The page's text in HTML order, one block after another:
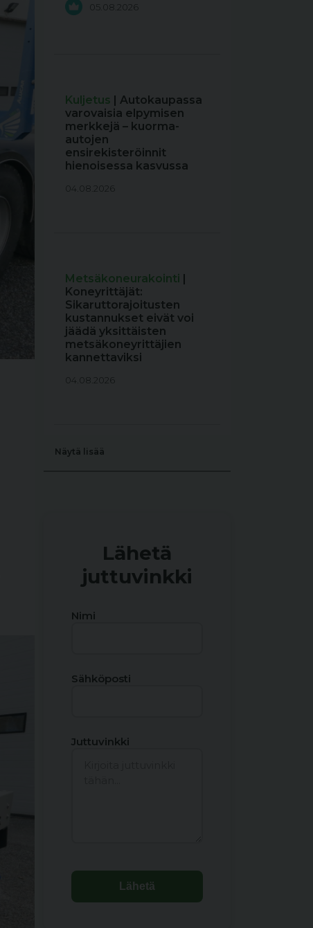
05.08.2026
Kuljetus | Autokaupassa
varovaisia elpymisen
merkkejä – kuorma-
autojen
ensirekisteröinnit
hienoisessa kasvussa
04.08.2026
Metsäkoneurakointi |
Koneyrittäjät:
Sikaruttorajoitusten
kustannukset eivät voi
jäädä yksittäisten
metsäkoneyrittäjien
kannettaviksi
04.08.2026
Näytä lisää
Lähetä
juttuvinkki
Nimi
Sähköposti
Juttuvinkki
Lähetä